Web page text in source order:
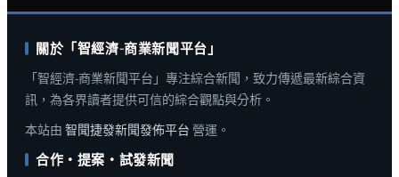
關於「智經濟-商業新聞平台」
「智經濟-商業新聞平台」專注綜合新聞，致力傳遞最新綜合資
訊，為各界讀者提供可信的綜合觀點與分析。
本站由 智聞捷發新聞發佈平台 營運。
合作・提案・試發新聞